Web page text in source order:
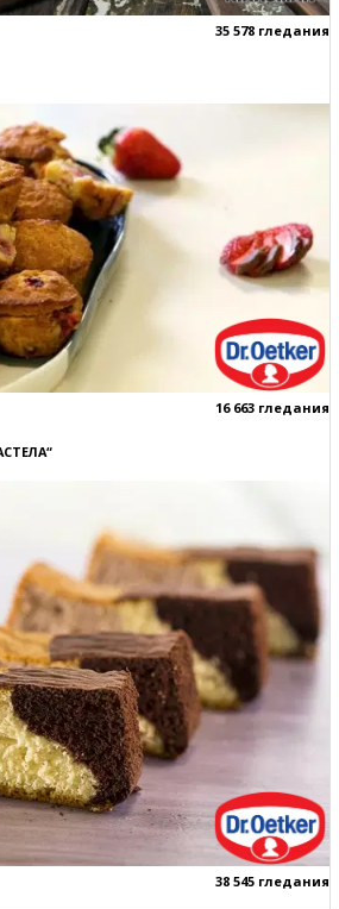
35 578 гледания
16 663 гледания
38 545 гледания